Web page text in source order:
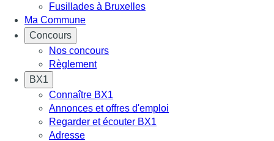
Fusillades à Bruxelles
Ma Commune
Concours
Nos concours
Règlement
BX1
Connaître BX1
Annonces et offres d'emploi
Regarder et écouter BX1
Adresse